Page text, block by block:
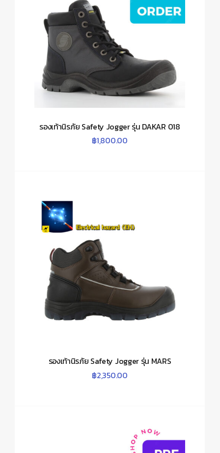
รองเท้านิรภัย Safety Jogger รุ่น DAKAR 018
฿1,800.00
รองเท้านิรภัย Safety Jogger รุ่น MARS
฿2,350.00